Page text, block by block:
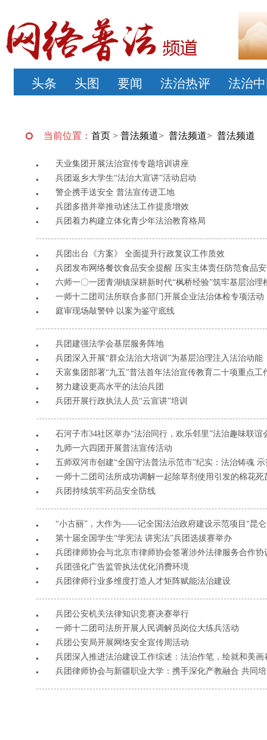
头条 头图 要闻 法治热评 法治
当前位置： 首页> 普法频道> 普法频道> 普法频道
天业集团开展法治宣传专题培训讲座
兵团返乡大学生“法治大宣讲”活动启动
警企携手送安全 普法宣传进工地
兵团多措并举推动述法工作提质增效
兵团着力构建立体化青少年法治教育格局
兵团出台《方案》 全面提升行政复议工作质效
兵团发布网络餐饮食品安全提醒 压实主体责任防范食品
六师一〇一团青湖镇深耕新时代“枫桥经验”筑牢基层治理
​一师十二团司法所联合多部门开展企业法治体检专项活动
庭审现场敲警钟 以案为鉴守底线
兵团建强法学会基层服务阵地
兵团深入开展“群众法治大培训”为基层治理注入法治动能
天富集团部署“九五”普法首年法治宣传教育二十项重点工
努力建设更高水平的法治兵团
兵团开展行政执法人员“云宣讲”培训
石河子市34社区举办“法治同行，欢乐邻里”法治趣味联谊
九师一六四团开展普法宣传活动
五师双河市创建“全国守法普法示范市”纪实：法治铸魂
一师十二团司法所成功调解一起除草剂使用引发的棉花死
兵团持续筑牢药品安全防线
“小古丽”，大作为——记全国法治政府建设示范项目“昆
第十届全国学生“学宪法 讲宪法”兵团选拔赛举办
兵团律师协会与北京市律师协会签署涉外法律服务合作协
兵团强化广告监管执法优化消费环境
兵团律师行业多维度打造人才矩阵赋能法治建设
兵团公安机关法律知识竞赛决赛举行
一师十二团司法所开展人民调解员岗位大练兵活动
兵团公安局开展网络安全宣传周活动
兵团深入推进法治建设工作综述：法治作笔，绘就和美画
兵团律师协会与新疆职业大学：携手深化产教融合 共同